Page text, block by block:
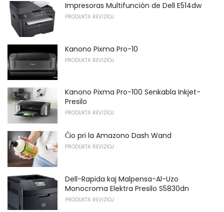
Impresoras Multifunción de Dell E514dw
PRODUKTA REVIZIOJ
Kanono Pixma Pro-10
PRODUKTA REVIZIOJ
Kanono Pixma Pro-100 Senkabla Inkjet-
Presilo
PRODUKTA REVIZIOJ
Ĉio pri la Amazono Dash Wand
PRODUKTA REVIZIOJ
Dell-Rapida kaj Malpensa-Al-Uzo
Monocroma Elektra Presilo S5830dn
PRODUKTA REVIZIOJ